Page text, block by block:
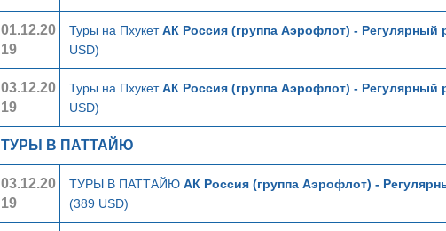
01.12.20
19
Туры на ПхукетАК Россия (группа Аэрофлот) - Регулярный
USD)
03.12.20
19
Туры на ПхукетАК Россия (группа Аэрофлот) - Регулярный
USD)
ТУРЫ В ПАТТАЙЮ
03.12.20
19
ТУРЫ В ПАТТАЙЮ АК Россия (группа Аэрофлот) -
(389 USD)